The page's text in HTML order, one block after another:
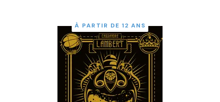
À PARTIR DE 12 ANS